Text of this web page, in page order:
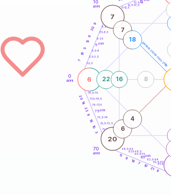
generazione maschile
0
anni
10
anni
70
anni
1-2,5
2,5-3,5
3,5-4
6-7,5
7,5-8,5
8,5-9
11-12,5
12,5-13,5
13,5-14
61-62,5
62,5-63,5
63,5-64
66-67,5
67,5-68,5
68,5-69
71-72,5
72,5-73,5
73,5-74
76-77,5
77,5-78,5
78,5-79
7
19
5
13
6
20
9
8
21
10
7
16
9
11
3
10
18
8
22
14
20
6
7
20
22 16 8
7
18
6
4
5 anni
15
65anni
75anni